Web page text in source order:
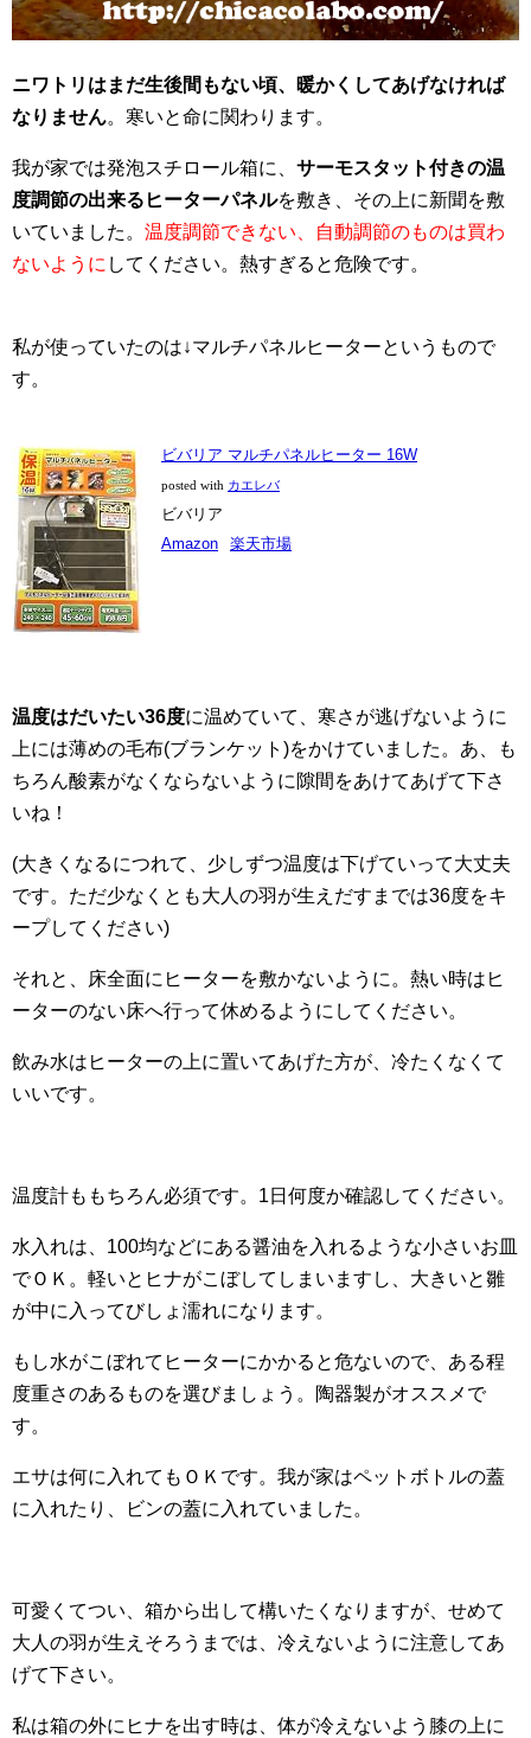
ニワトリはまだ生後間もない頃、暖かくしてあげなければ
なりません。寒いと命に関わります。
我が家では発泡スチロール箱に、 サーモスタット付きの温
度調節の出来るヒーターパネルを敷き、その上に新聞を敷
いていました。 温度調節できない、自動調節のものは買わ
ないように してください。熱すぎると危険です。
私が使っていたのは↓マルチパネルヒーターというもので
す。
ビバリア マルチパネルヒーター 16W
posted with カエレバ
ビバリア
Amazon
楽天市場
温度はだいたい36度に温めていて、寒さが逃げないように
上には薄めの毛布(ブランケット)をかけていました。あ、も
ちろん酸素がなくならないように隙間をあけてあげて下さ
いね！
(大きくなるにつれて、少しずつ温度は下げていって大丈夫
です。ただ少なくとも大人の羽が生えだすまでは36度をキ
ープしてください)
それと、床全面にヒーターを敷かないように。熱い時はヒ
ーターのない床へ行って休めるようにしてください。
飲み水はヒーターの上に置いてあげた方が、冷たくなくて
いいです。
温度計ももちろん必須です。1日何度か確認してください。
水入れは、100均などにある醤油を入れるような小さいお皿
でＯＫ。軽いとヒナがこぼしてしまいますし、大きいと雛
が中に入ってびしょ濡れになります。
もし水がこぼれてヒーターにかかると危ないので、ある程
度重さのあるものを選びましょう。陶器製がオススメで
す。
エサは何に入れてもＯＫです。我が家はペットボトルの蓋
に入れたり、ビンの蓋に入れていました。
可愛くてつい、箱から出して構いたくなりますが、せめて
大人の羽が生えそろうまでは、冷えないように注意してあ
げて下さい。
私は箱の外にヒナを出す時は、体が冷えないよう膝の上に